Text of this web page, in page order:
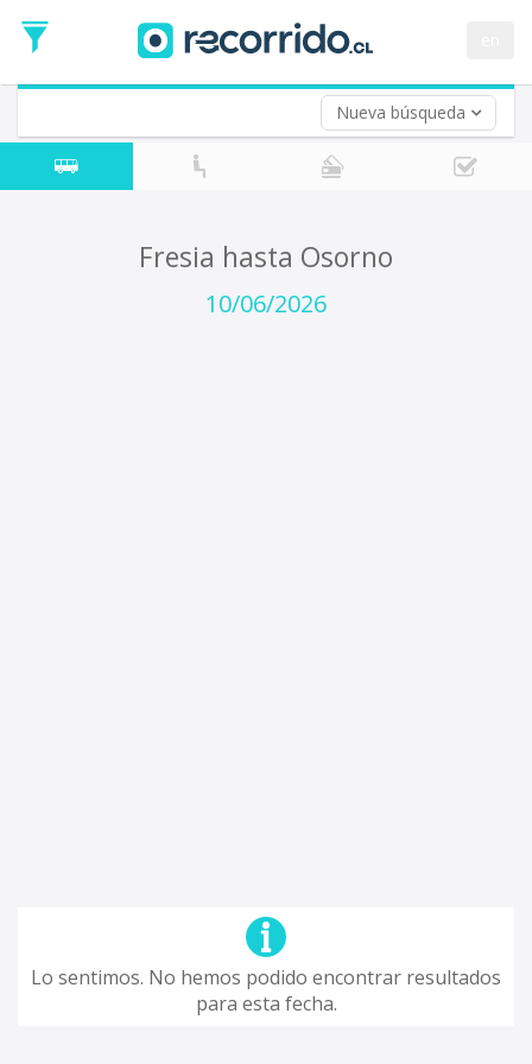
Nueva búsqueda
de
Ida
Vuelta (opcional)
Fecha
de
Fresia hasta Osorno
10/06/2026
Lo sentimos. No hemos podido encontrar resultados
para esta fecha.